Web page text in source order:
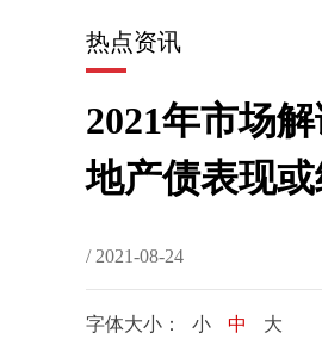
热点资讯
2021年市场
地产债表现
/ 2021-08-24
字体大小： 小 中 大